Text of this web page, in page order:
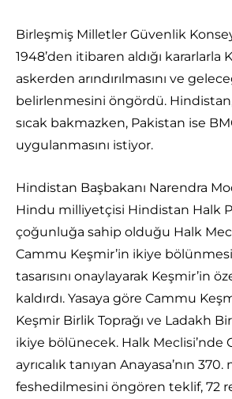
Birleşmiş Milletler Güvenlik
1948’den itibaren aldığı kararlarla
askerden arındırılmasını ve
belirlenmesini öngördü.
sıcak bakmazken, Pakistan ise
uygulanmasını istiyor.
Hindistan Başbakanı Narendra
Hindu milliyetçisi Hindistan Halk
çoğunluğa sahip olduğu Halk
Cammu Keşmir’in ikiye
tasarısını onaylayarak Keşmir’in
kaldırdı. Yasaya göre Cammu
Keşmir Birlik Toprağı ve Ladakh
ikiye bölünecek. Halk Meclisi’nde
ayrıcalık tanıyan Anayasa’nın
feshedilmesini öngören teklif, 72